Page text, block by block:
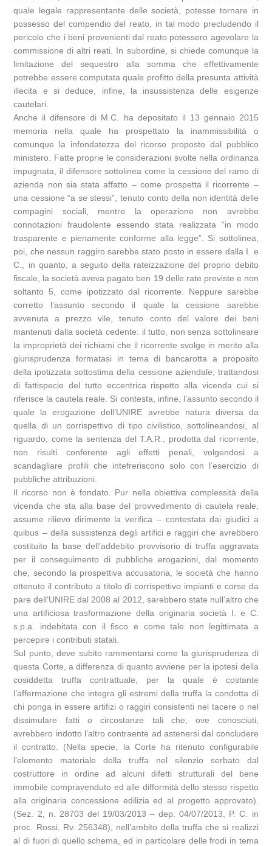
quale legale rappresentante delle società, potesse tornare in
possesso del compendio del reato, in tal modo precludendo il
pericolo che i beni provenienti dal reato potessero agevolare la
commissione di altri reati. In subordine, si chiede comunque la
limitazione del sequestro alla somma che effettivamente
potrebbe essere computata quale profitto della presunta attività
illecita e si deduce, infine, la insussistenza delle esigenze
cautelari.
Anche il difensore di M.C. ha depositato il 13 gennaio 2015
memoria nella quale ha prospettato la inammissibilità o
comunque la infondatezza del ricorso proposto dal pubblico
ministero. Fatte proprie le considerazioni svolte nella ordinanza
impugnata, il difensore sottolinea come la cessione del ramo di
azienda non sia stata affatto – come prospetta il ricorrente –
una cessione “a se stessi”, tenuto conto della non identità delle
compagini sociali, mentre la operazione non avrebbe
connotazioni fraudolente essendo stata realizzata “in modo
trasparente e pienamente conforme alla legge”. Si sottolinea,
poi, che nessun raggiro sarebbe stato posto in essere dalla I. e
C., in quanto, a seguito della rateizzazione del proprio debito
fiscale, la società aveva pagato ben 19 delle rate previste e non
soltanto 5, come ipotizzato dal ricorrente. Neppure sarebbe
corretto l’assunto secondo il quale la cessione sarebbe
avvenuta a prezzo vile, tenuto conto del valore dei beni
mantenuti dalla società cedente: il tutto, non senza sottolineare
la improprietà dei richiami che il ricorrente svolge in merito alla
giurisprudenza formatasi in tema di bancarotta a proposito
della ipotizzata sottostima della cessione aziendale, trattandosi
di fattispecie del tutto eccentrica rispetto alla vicenda cui si
riferisce la cautela reale. Si contesta, infine, l’assunto secondo il
quale la erogazione dell’UNIRE avrebbe natura diversa da
quella di un corrispettivo di tipo civilistico, sottolineandosi, al
riguardo, come la sentenza del T.A.R., prodotta dal ricorrente,
non risulti conferente agli effetti penali, volgendosi a
scandagliare profili che intefreriscono solo con l’esercizio di
pubbliche attribuzioni.
Il ricorso non è fondato. Pur nella obiettiva complessità della
vicenda che sta alla base del provvedimento di cautela reale,
assume rilievo dirimente la verifica – contestata dai giudici a
quibus – della sussistenza degli artifici e raggiri che avrebbero
costituito la base dell’addebito provvisorio di truffa aggravata
per il conseguimento di pubbliche erogazioni, dal momento
che, secondo la prospettiva accusatoria, le società che hanno
ottenuto il contributo a titolo di corrispettivo impianti e corse da
pare dell’UNIRE dal 2008 al 2012, sarebbero state null’altro che
una artificiosa trasformazione della originaria società I. e C.
s.p.a. indebitata con il fisco e come tale non legittimata a
percepire i contributi statali.
Sul punto, deve subito rammentarsi come la giurisprudenza di
questa Corte, a differenza di quanto avviene per la ipotesi della
cosiddetta truffa contrattuale, per la quale è costante
l’affermazione che integra gli estremi della truffa la condotta di
chi ponga in essere artifizi o raggiri consistenti nel tacere o nel
dissimulare fatti o circostanze tali che, ove conosciuti,
avrebbero indotto l’altro contraente ad astenersi dal concludere
il contratto. (Nella specie, la Corte ha ritenuto configurabile
l’elemento materiale della truffa nel silenzio serbato dal
costruttore in ordine ad alcuni difetti strutturali del bene
immobile compravenduto ed alle difformità dello stesso rispetto
alla originaria concessione edilizia ed al progetto approvato).
(Sez. 2, n. 28703 del 19/03/2013 – dep. 04/07/2013, P. C. in
proc. Rossi, Rv. 256348), nell’ambito della truffa che si realizzi
al di fuori di quello schema, ed in particolare delle frodi in tema